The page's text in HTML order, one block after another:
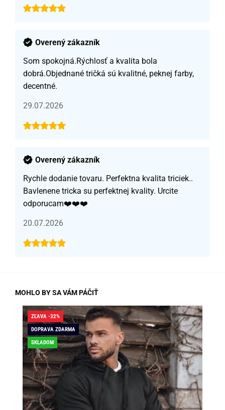
Overený zákazník
Som spokojná.Rýchlosť a kvalita bola
dobrá.Objednané tričká sú kvalitné, peknej farby,
decentné.
29.07.2026
Overený zákazník
Rychle dodanie tovaru. Perfektna kvalita triciek..
Bavlenene tricka su perfektnej kvality. Urcite
odporucam❤️❤️❤️
20.07.2026
MOHLO BY SA VÁM PÁČIŤ
ZĽAVA -32%
DOPRAVA ZDARMA
SKLADOM